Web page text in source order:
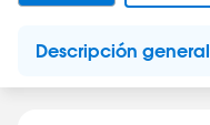
Descripción general